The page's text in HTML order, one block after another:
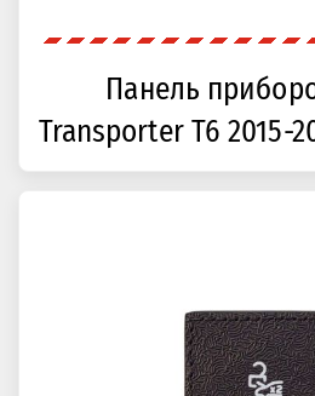
Панель
Transporter T6 2015-